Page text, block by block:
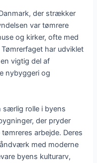
der strækker
var tømrere
og kirker, ofte med
har udviklet
vigtig del af
nybyggeri og
særlig rolle i byens
der pryder
arbejde. Deres
med moderne
byens kulturarv,